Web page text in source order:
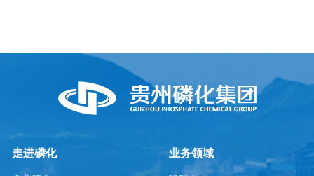
走进磷化 业务领域